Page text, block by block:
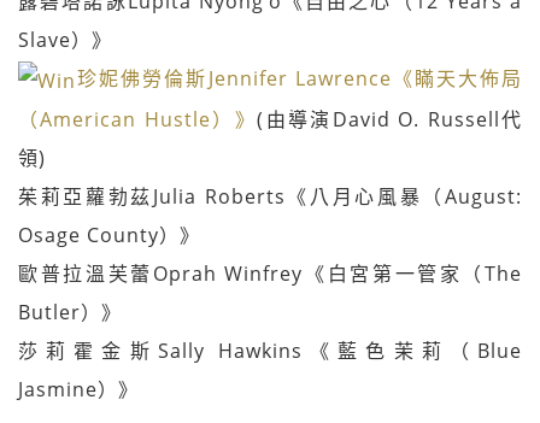
Slave）》
珍妮佛勞倫斯Jennifer Lawrence《瞞天大佈局
（American Hustle）》(由導演David O. Russell代
領)
茱莉亞蘿勃茲Julia Roberts《八月心風暴（August:
Osage County）》
歐普拉溫芙蕾Oprah Winfrey《白宮第一管家（The
Butler）》
莎莉霍金斯Sally Hawkins《藍色茉莉（Blue
Jasmine）》